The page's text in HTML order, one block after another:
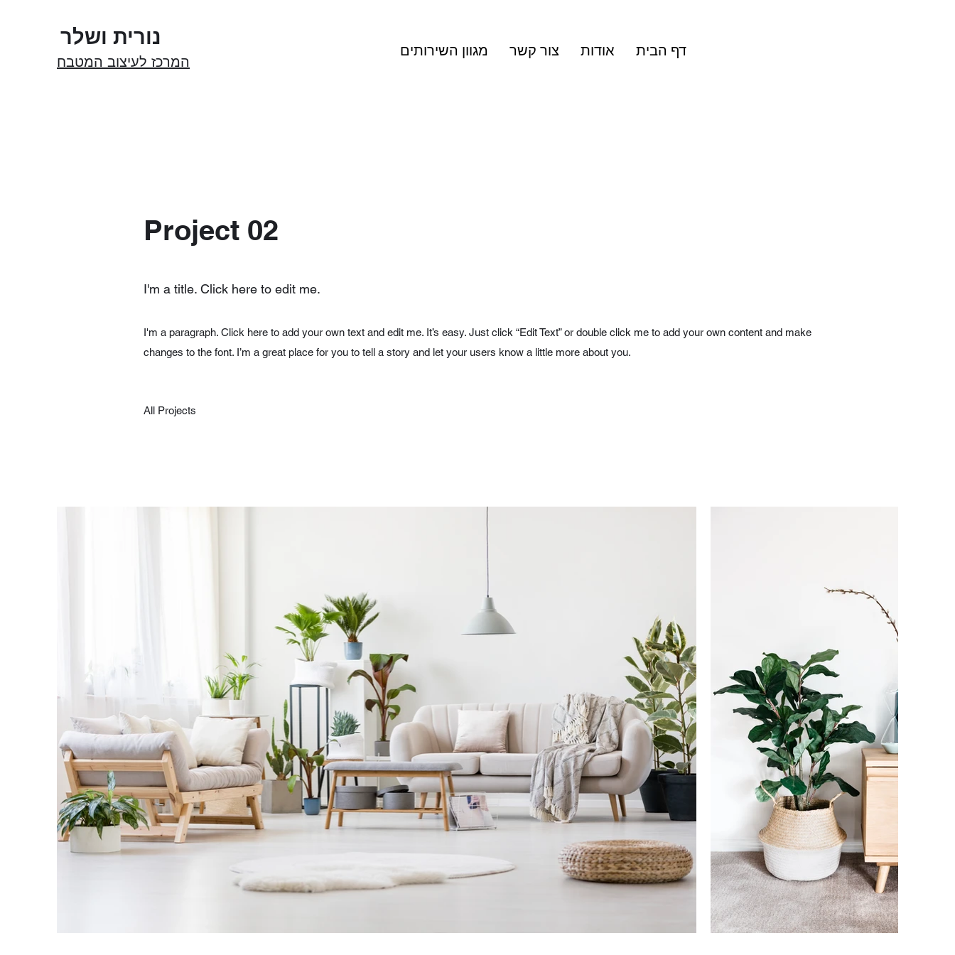
נורית ושלר
המרכז לעיצוב המטבח
מגוון השירותים צור קשר אודות דף הבית
Project 02
I'm a title. Click here to edit me.
I'm a paragraph. Click here to add your own text and edit me. It’s easy. Just click “Edit Text” or double click me to add your own content and make
changes to the font. I’m a great place for you to tell a story and let your users know a little more about you.
All Projects